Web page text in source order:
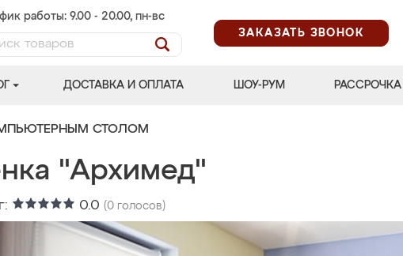
работы: 9.00 - 20.00, пн-вс
ЗАКАЗАТЬ ЗВОНОК
ДОСТАВКА И ОПЛАТА ШОУ-РУМ РАССРОЧКА
СТОЛОМ
"Архимед"
0.0 (0 голосов)